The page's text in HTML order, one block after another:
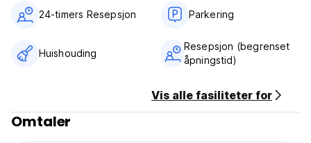
24-timers Resepsjon Parkering
Huishouding
Resepsjon (begrenset
åpningstid)
Vis alle fasiliteter for
Omtaler